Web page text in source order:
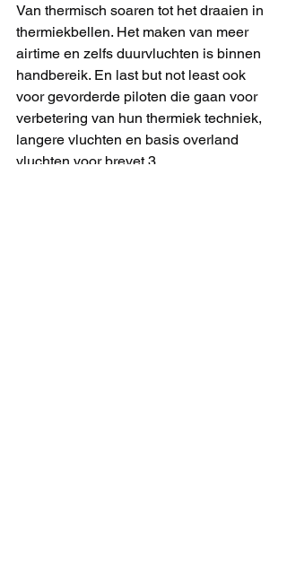
Van thermisch soaren tot het draaien in
thermiekbellen. Het maken van meer
airtime en zelfs duurvluchten is binnen
handbereik. En last but not least ook
voor gevorderde piloten die gaan voor
verbetering van hun thermiek techniek,
langere vluchten en basis overland
vluchten voor brevet 3.